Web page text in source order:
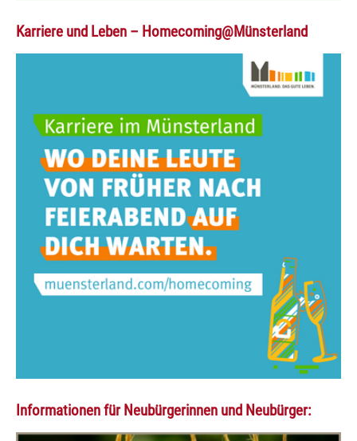
Karriere und Leben – Homecoming@Münsterland
Informationen für Neubürgerinnen und Neubürger: